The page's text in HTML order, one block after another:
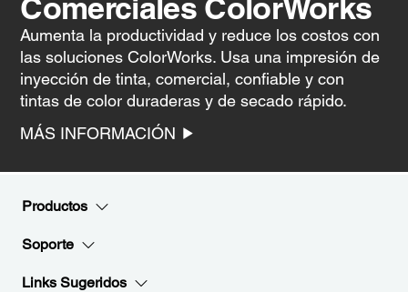
Comerciales ColorWorks
Aumenta la productividad y reduce los costos con
las soluciones ColorWorks. Usa una impresión de
inyección de tinta, comercial, confiable y con
tintas de color duraderas y de secado rápido.
MÁS INFORMACIÓN
Productos
Soporte
Links Sugeridos